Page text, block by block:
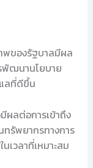
ของรัฐบาลมีผล
พัฒนานโยบาย
ลที่ดีขึ้น
ผลต่อการเข้าถึง
รัพยากรทางการ
เวลาที่เหมาะสม